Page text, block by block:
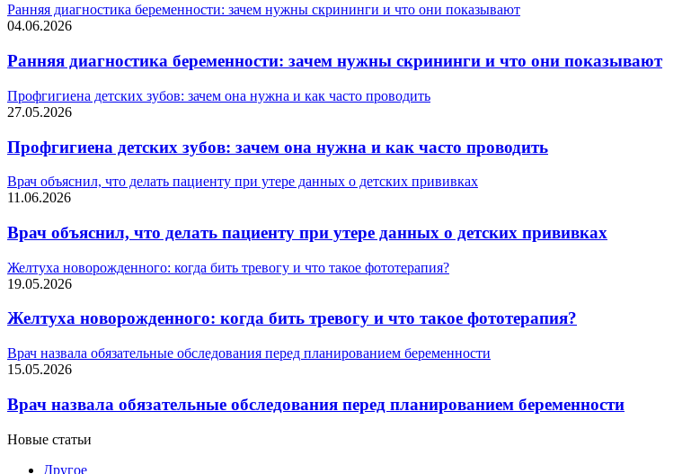
Ранняя диагностика беременности: зачем нужны скрининги и что они показывают
04.06.2026
Ранняя диагностика беременности: зачем нужны скрининги и что они показывают
Профгигиена детских зубов: зачем она нужна и как часто проводить
27.05.2026
Профгигиена детских зубов: зачем она нужна и как часто проводить
Врач объяснил, что делать пациенту при утере данных о детских прививках
11.06.2026
Врач объяснил, что делать пациенту при утере данных о детских прививках
Желтуха новорожденного: когда бить тревогу и что такое фототерапия?
19.05.2026
Желтуха новорожденного: когда бить тревогу и что такое фототерапия?
Врач назвала обязательные обследования перед планированием беременности
15.05.2026
Врач назвала обязательные обследования перед планированием беременности
Новые статьи
Другое